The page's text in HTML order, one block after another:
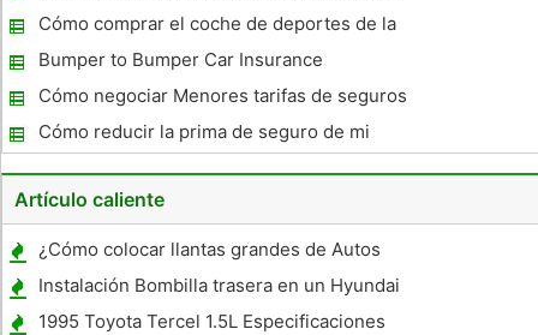
de seguros de coche antiguo
Cómo comprar el coche de deportes de la
póliza de seguro más barato
Bumper to Bumper Car Insurance
Cómo negociar Menores tarifas de seguros
Cómo reducir la prima de seguro de mi
coche en el Reino Unido
Artículo caliente
¿Cómo colocar llantas grandes de Autos
Antiguos
Instalación Bombilla trasera en un Hyundai
Santa Fe
1995 Toyota Tercel 1.5L Especificaciones